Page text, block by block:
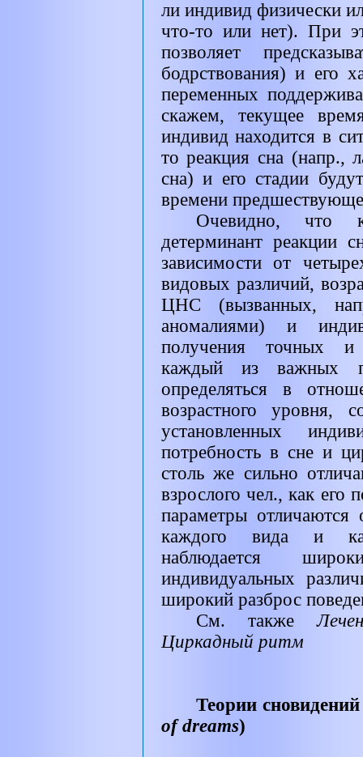
ли индивид физически
что-то или нет). При
позволяет
бодрствования) и его
переменных
скажем, текущее
индивид находится в
то реакция сна (напр.,
сна) и его стадии
времени
Очевидно, что
детерминант реакции
зависимости от
видовых различий,
ЦНС (вызванных,
аномалиями) и
получения точных и
каждый из важных
определяться в
возрастного
установленных
потребность в сне и
столь же сильно
взрослого чел., как его
параметры
каждого вида и
наблюдается
индивидуальных
широкий разброс
См. также
Циркадный ритм
Теории
of dreams)